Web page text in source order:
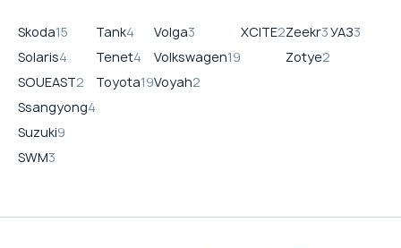
Skoda15
Solaris4
SOUEAST2
Ssangyong4
Suzuki9
SWM3
Tank4
Tenet4
Toyota19
Volga3
Volkswagen19
Voyah2
XCITE2Zeekr3
Zotye2
УАЗ3